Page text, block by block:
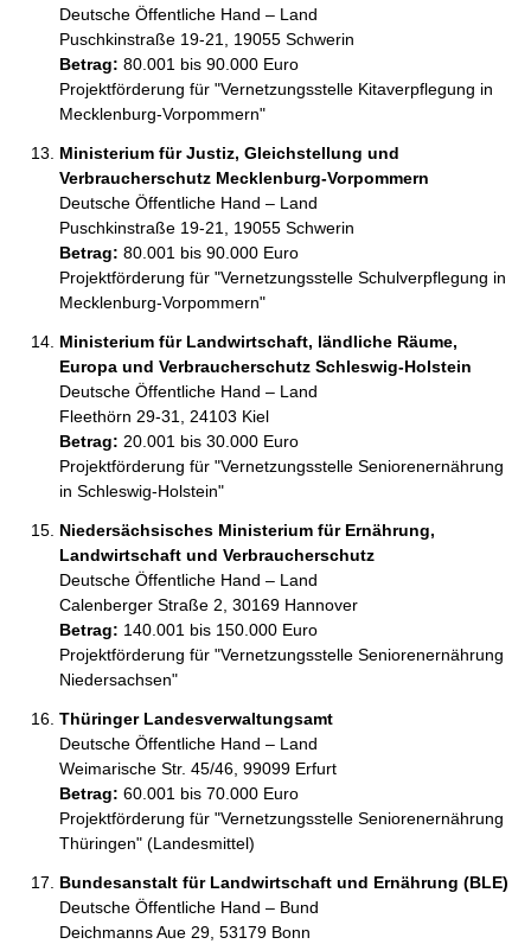
Deutsche Öffentliche Hand – Land
Puschkinstraße 19-21, 19055 Schwerin
Betrag: 80.001 bis 90.000 Euro
Projektförderung für "Vernetzungsstelle Kitaverpflegung in
Mecklenburg-Vorpommern"
Ministerium für Justiz, Gleichstellung und
Verbraucherschutz Mecklenburg-Vorpommern
Deutsche Öffentliche Hand – Land
Puschkinstraße 19-21, 19055 Schwerin
Betrag: 80.001 bis 90.000 Euro
Projektförderung für "Vernetzungsstelle Schulverpflegung in
Mecklenburg-Vorpommern"
Ministerium für Landwirtschaft, ländliche Räume,
Europa und Verbraucherschutz Schleswig-Holstein
Deutsche Öffentliche Hand – Land
Fleethörn 29-31, 24103 Kiel
Betrag: 20.001 bis 30.000 Euro
Projektförderung für "Vernetzungsstelle Seniorenernährung
in Schleswig-Holstein"
Niedersächsisches Ministerium für Ernährung,
Landwirtschaft und Verbraucherschutz
Deutsche Öffentliche Hand – Land
Calenberger Straße 2, 30169 Hannover
Betrag: 140.001 bis 150.000 Euro
Projektförderung für "Vernetzungsstelle Seniorenernährung
Niedersachsen"
Thüringer Landesverwaltungsamt
Deutsche Öffentliche Hand – Land
Weimarische Str. 45/46, 99099 Erfurt
Betrag: 60.001 bis 70.000 Euro
Projektförderung für "Vernetzungsstelle Seniorenernährung
Thüringen" (Landesmittel)
Bundesanstalt für Landwirtschaft und Ernährung (BLE)
Deutsche Öffentliche Hand – Bund
Deichmanns Aue 29, 53179 Bonn